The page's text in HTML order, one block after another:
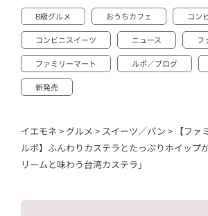
B級グルメ おうちカフェ コン
コンビニスイーツ ニュース フ
ファミリーマート ルポ／ブログ
新発売
イエモネ > グルメ > スイーツ／パン > 【フ
ルポ】ふんわりカステラとたっぷりホイップ
リームと味わう台湾カステラ」